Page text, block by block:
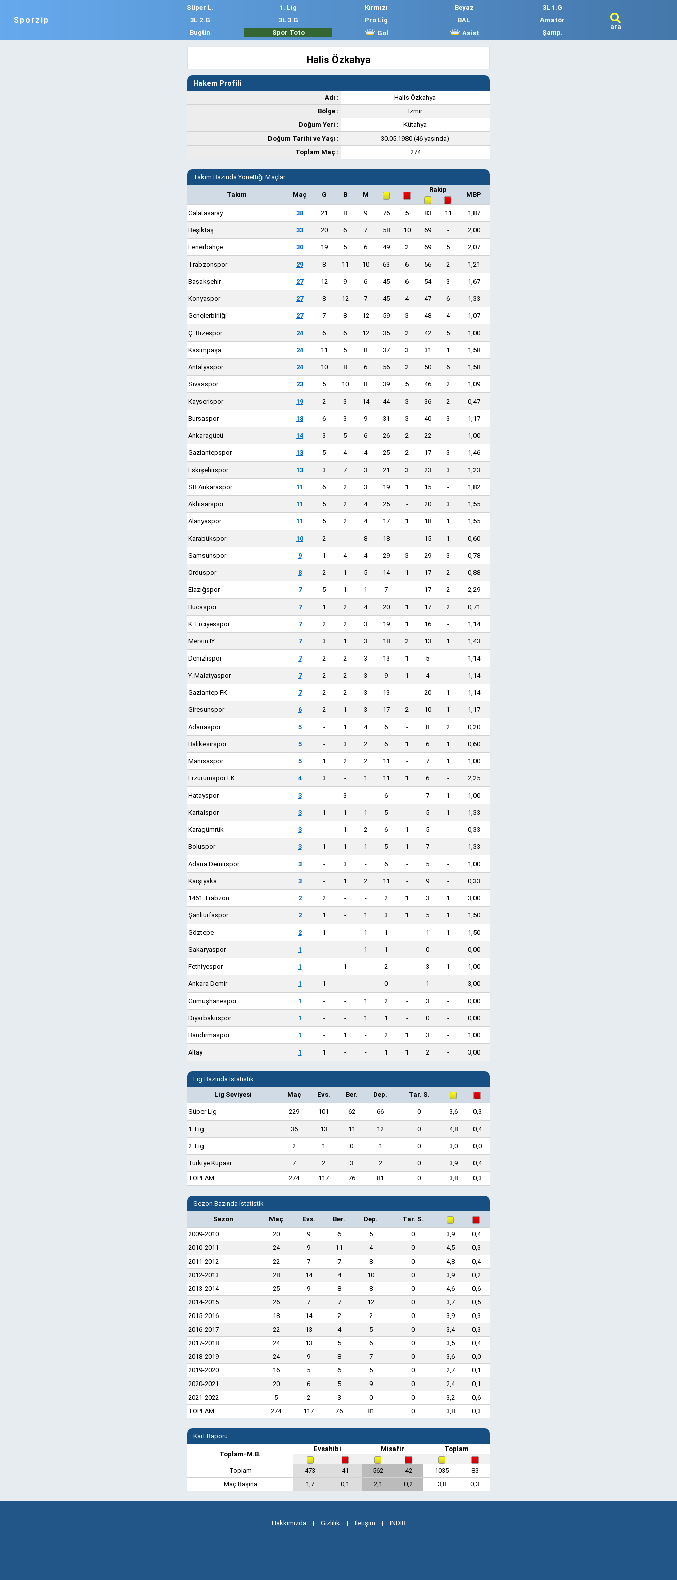
Sporzip
Süper L. 1. Lig Kırmızı Beyaz
3L 1.G
3L 2.G
3L 3.G Pro Lig BAL
Amatör
Bugün
Spor Toto Gol Asist Şamp.
ara
Halis Özkahya
Hakem Profili
Adı :
Halis Özkahya
Bölge :
İzmir
Doğum Yeri :
Kütahya
Doğum Tarihi ve Yaşı :
30.05.1980 (46 yaşında)
Toplam Maç :
274
Takım Bazında Yönettiği Maçlar
Takım Maç G B M
Rakip
MBP
Galatasaray 38 21 8 9 76 5 83 11 1,87
Beşiktaş 33 20 6 7 58 10 69 - 2,00
Fenerbahçe 30 19 5 6 49 2 69 5 2,07
Trabzonspor 29 8 11 10 63 6 56 2 1,21
Başakşehir 27 12 9 6 45 6 54 3 1,67
Konyaspor 27 8 12 7 45 4 47 6 1,33
Gençlerbirliği 27 7 8 12 59 3 48 4 1,07
Ç. Rizespor 24 6 6 12 35 2 42 5 1,00
Kasımpaşa 24 11 5 8 37 3 31 1 1,58
Antalyaspor 24 10 8 6 56 2 50 6 1,58
Sivasspor 23 5 10 8 39 5 46 2 1,09
Kayserispor 19 2 3 14 44 3 36 2 0,47
Bursaspor 18 6 3 9 31 3 40 3 1,17
Ankaragücü 14 3 5 6 26 2 22 - 1,00
Gaziantepspor 13 5 4 4 25 2 17 3 1,46
Eskişehirspor 13 3 7 3 21 3 23 3 1,23
SB Ankaraspor 11 6 2 3 19 1 15 - 1,82
Akhisarspor 11 5 2 4 25 - 20 3 1,55
Alanyaspor 11 5 2 4 17 1 18 1 1,55
Karabükspor 10 2 - 8 18 - 15 1 0,60
Samsunspor 9 1 4 4 29 3 29 3 0,78
Orduspor 8 2 1 5 14 1 17 2 0,88
Elazığspor 7 5 1 1 7 - 17 2 2,29
Bucaspor 7 1 2 4 20 1 17 2 0,71
K. Erciyesspor 7 2 2 3 19 1 16 - 1,14
Mersin İY 7 3 1 3 18 2 13 1 1,43
Denizlispor 7 2 2 3 13 1 5 - 1,14
Y. Malatyaspor 7 2 2 3 9 1 4 - 1,14
Gaziantep FK 7 2 2 3 13 - 20 1 1,14
Giresunspor 6 2 1 3 17 2 10 1 1,17
Adanaspor 5 - 1 4 6 - 8 2 0,20
Balıkesirspor 5 - 3 2 6 1 6 1 0,60
Manisaspor 5 1 2 2 11 - 7 1 1,00
Erzurumspor FK 4 3 - 1 11 1 6 - 2,25
Hatayspor 3 - 3 - 6 - 7 1 1,00
Kartalspor 3 1 1 1 5 - 5 1 1,33
Karagümrük 3 - 1 2 6 1 5 - 0,33
Boluspor 3 1 1 1 5 1 7 - 1,33
Adana Demirspor 3 - 3 - 6 - 5 - 1,00
Karşıyaka 3 - 1 2 11 - 9 - 0,33
1461 Trabzon 2 2 - - 2 1 3 1 3,00
Şanlıurfaspor 2 1 - 1 3 1 5 1 1,50
Göztepe 2 1 - 1 1 - 1 1 1,50
Sakaryaspor 1 - - 1 1 - 0 - 0,00
Fethiyespor 1 - 1 - 2 - 3 1 1,00
Ankara Demir 1 1 - - 0 - 1 - 3,00
Gümüşhanespor 1 - - 1 2 - 3 - 0,00
Diyarbakırspor 1 - - 1 1 - 0 - 0,00
Bandırmaspor 1 - 1 - 2 1 3 - 1,00
Altay 1 1 - - 1 1 2 - 3,00
Lig Bazında İstatistik
Lig Seviyesi Maç Evs. Ber. Dep. Tar. S.
Süper Lig 229 101 62 66 0 3,6 0,3
1. Lig 36 13 11 12 0 4,8 0,4
2. Lig 2 1 0 1 0 3,0 0,0
Türkiye Kupası 7 2 3 2 0 3,9
0,4
TOPLAM
274 117 76 81 0 3,8 0,3
Sezon Bazında İstatistik
Sezon Maç Evs. Ber. Dep.
Tar. S.
2009-2010
20 9 6 5 0 3,9
0,4
2010-2011
24 9 11 4 0 4,5
0,3
2011-2012
22 7 7 8 0 4,8
0,4
2012-2013
28 14 4 10 0 3,9
0,2
2013-2014
25 9 8 8 0 4,6
0,6
2014-2015
26 7 7 12 0 3,7
0,5
2015-2016
18 14 2 2 0 3,9
0,3
2016-2017
22 13 4 5 0 3,4
0,3
2017-2018
24 13 5 6 0 3,5
0,4
2018-2019
24 9 8 7 0 3,6
0,0
2019-2020
16 5 6 5 0 2,7
0,1
2020-2021
20 6 5 9 0 2,4
0,1
2021-2022
5 2 3 0 0 3,2
0,6
TOPLAM
274 117 76 81 0 3,8 0,3
Kart Raporu
Toplam-M.B.
Evsahibi Misafir Toplam
Toplam 473 41 562 42 1035
83
Maç Başına
1,7 0,1 2,1 0,2 3,8 0,3
Hakkımızda | Gizlilik | İletişim | İNDİR